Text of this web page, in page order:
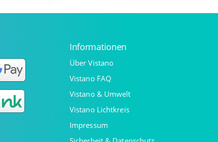
Informationen
Über Vistano
Vistano FAQ
Vistano & Umwelt
Vistano Lichtkreis
Impressum